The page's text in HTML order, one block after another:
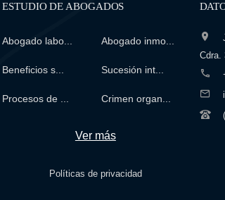
ESTUDIO DE ABOGADOS
Abogado labo... Abogado inmo...
Beneficios s... Sucesión int...
Procesos de ... Crimen organ...
Ver más
Políticas de privacidad
Cdra.